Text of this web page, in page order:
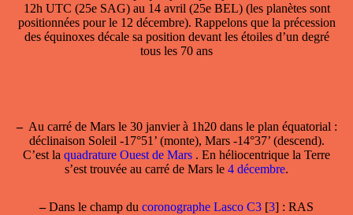
12h UTC (25e SAG) au 14 avril (25e BEL) (les planètes sont
positionnées pour le 12 décembre). Rappelons que la précession
des équinoxes décale sa position devant les étoiles d’un degré
tous les 70 ans
– Au carré de Marsle 30 janvier à 1h20 dans le plan équatorial :
déclinaison Soleil -17°51’ (monte), Mars -14°37’ (descend).
C’est la quadrature Ouest de Mars . En héliocentrique la Terre
s’est trouvée au carré de Mars le 4 décembre.
– Dans le champ du coronographe Lasco C3 [3] : RAS